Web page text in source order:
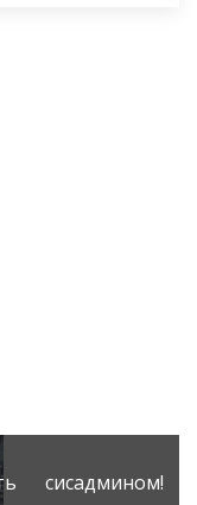
сисадмином!